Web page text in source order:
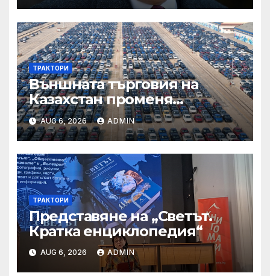
ТРАКТОРИ
Външната търговия на
Казахстан променя
структурата си – шест
тенденции
AUG 6, 2026 ADMIN
ТРАКТОРИ
Представяне на „Светът.
Кратка енциклопедия“
AUG 6, 2026 ADMIN